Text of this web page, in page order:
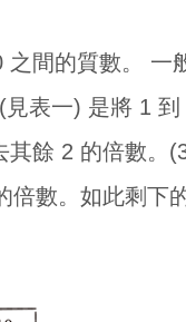
間的質數。 一
表一) 是將 1
餘 2 的倍數。
數。如此剩下